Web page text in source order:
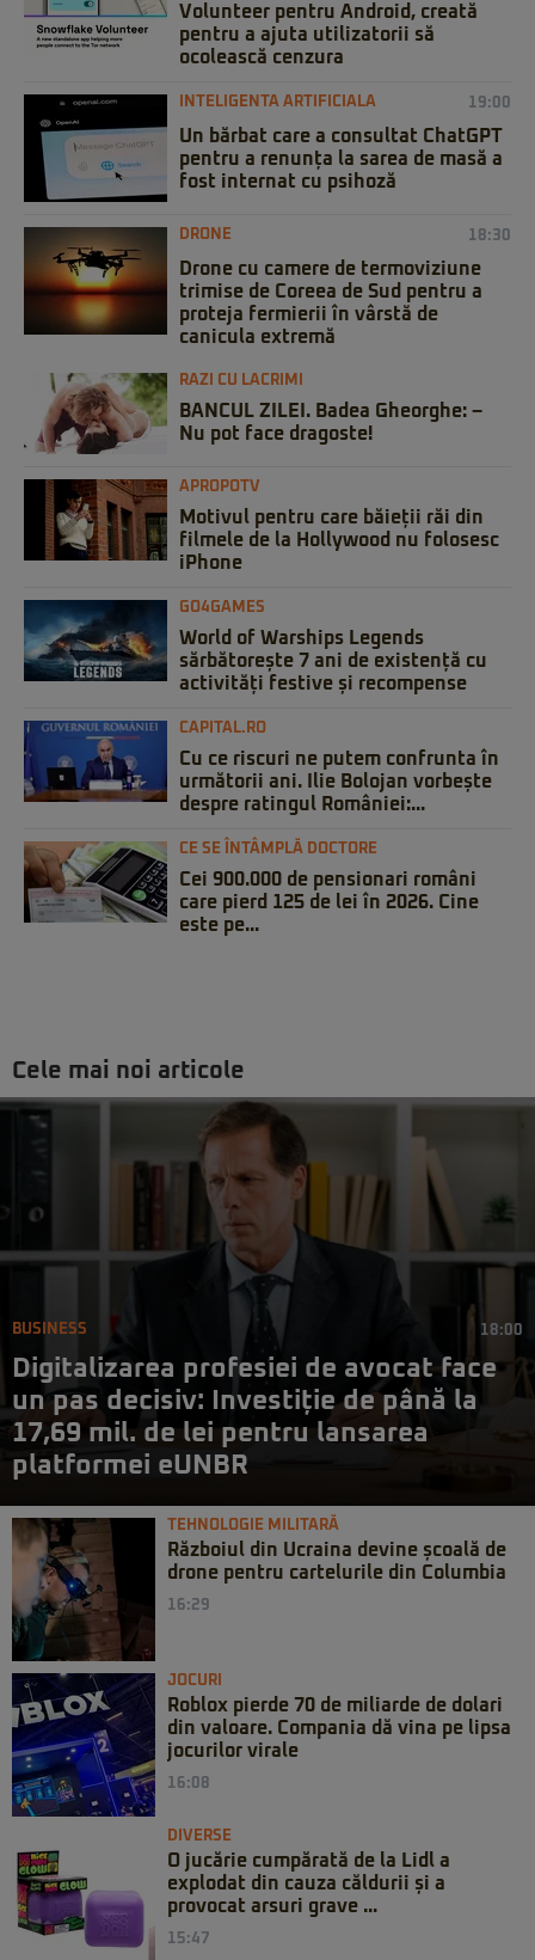
Volunteer pentru Android, creată
pentru a ajuta utilizatorii să
ocolească cenzura
INTELIGENTA ARTIFICIALA 19:00
Un bărbat care a consultat ChatGPT
pentru a renunța la sarea de masă a
fost internat cu psihoză
DRONE 18:30
Drone cu camere de termoviziune
trimise de Coreea de Sud pentru a
proteja fermierii în vârstă de
canicula extremă
RAZI CU LACRIMI
BANCUL ZILEI. Badea Gheorghe: –
Nu pot face dragoste!
APROPOTV
Motivul pentru care băieții răi din
filmele de la Hollywood nu folosesc
iPhone
GO4GAMES
World of Warships Legends
sărbătorește 7 ani de existență cu
activități festive și recompense
CAPITAL.RO
Cu ce riscuri ne putem confrunta în
următorii ani. Ilie Bolojan vorbește
despre ratingul României:...
CE SE ÎNTÂMPLĂ DOCTORE
Cei 900.000 de pensionari români
care pierd 125 de lei în 2026. Cine
este pe...
Cele mai noi articole
BUSINESS 18:00
Digitalizarea profesiei de avocat face
un pas decisiv: Investiție de până la
17,69 mil. de lei pentru lansarea
platformei eUNBR
TEHNOLOGIE MILITARĂ
Războiul din Ucraina devine școală de
drone pentru cartelurile din Columbia
16:29
JOCURI
Roblox pierde 70 de miliarde de dolari
din valoare. Compania dă vina pe lipsa
jocurilor virale
16:08
DIVERSE
O jucărie cumpărată de la Lidl a
explodat din cauza căldurii și a
provocat arsuri grave ...
15:47